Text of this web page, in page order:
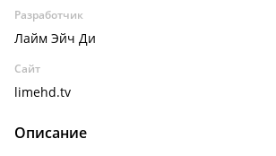
Разработчик
Лайм Эйч Ди
Сайт
limehd.tv
Описание